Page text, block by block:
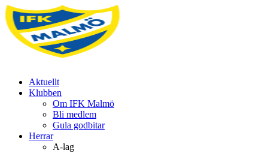
Aktuellt
Klubben
Om IFK Malmö
Bli medlem
Gula godbitar
Herrar
A-lag